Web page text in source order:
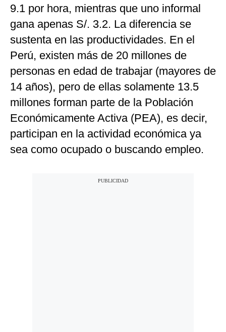
9.1 por hora, mientras que uno informal
gana apenas S/. 3.2. La diferencia se
sustenta en las productividades. En el
Perú, existen más de 20 millones de
personas en edad de trabajar (mayores de
14 años), pero de ellas solamente 13.5
millones forman parte de la Población
Económicamente Activa (PEA), es decir,
participan en la actividad económica ya
sea como ocupado o buscando empleo.